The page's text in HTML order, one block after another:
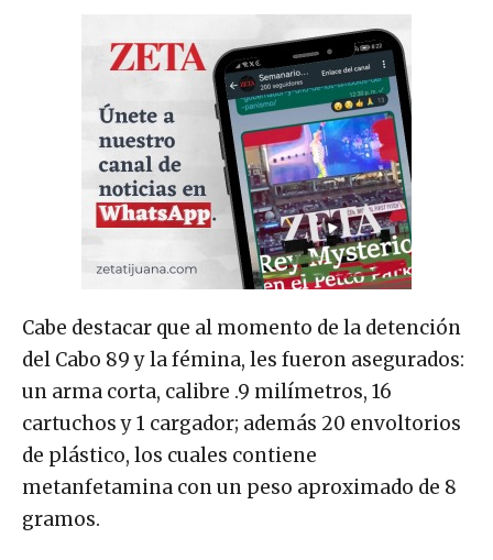
Cabe destacar que al momento de la detención
del Cabo 89 y la fémina, les fueron asegurados:
un arma corta, calibre .9 milímetros, 16
cartuchos y 1 cargador; además 20 envoltorios
de plástico, los cuales contiene
metanfetamina con un peso aproximado de 8
gramos.